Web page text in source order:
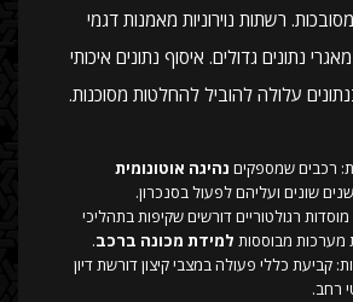
רשתות נוירוניות מאמנות דגמי
נתונים גדולים. איסוף נתונים איכותי
עלולה להוביל להחלטות מסוכנות.
רכבים שמספקים נהיגה אוטונומית
שונים ועליהם לפעול בסנכרון.
מוסדות רגולטוריים דורשים שקיפות בתהליכי
מערכות מבוססות למידת מכונה ברכב.
קביעת כללי פעולה במצבי קיצון דורשת דיון
רחב.